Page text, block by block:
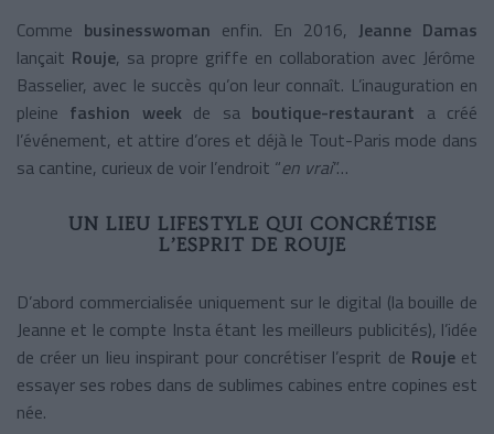
Comme businesswoman enfin. En 2016, Jeanne Damas
lançait Rouje, sa propre griffe en collaboration avec Jérôme
Basselier, avec le succès qu’on leur connaît. L’inauguration en
pleine fashion week de sa boutique-restaurant a créé
l’événement, et attire d’ores et déjà le Tout-Paris mode dans
sa cantine, curieux de voir l’endroit “en vrai”…
UN LIEU LIFESTYLE QUI CONCRÉTISE
L’ESPRIT DE ROUJE
D’abord commercialisée uniquement sur le digital (la bouille de
Jeanne et le compte Insta étant les meilleurs publicités), l’idée
de créer un lieu inspirant pour concrétiser l’esprit de Roujeet
essayer ses robes dans de sublimes cabines entre copines est
née.